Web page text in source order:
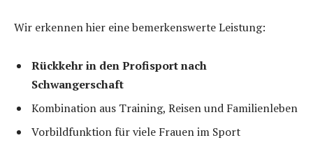
Wir erkennen hier eine bemerkenswerte Leistung:
Rückkehr in den Profisport nach
Schwangerschaft
Kombination aus Training, Reisen und Familienleben
Vorbildfunktion für viele Frauen im Sport